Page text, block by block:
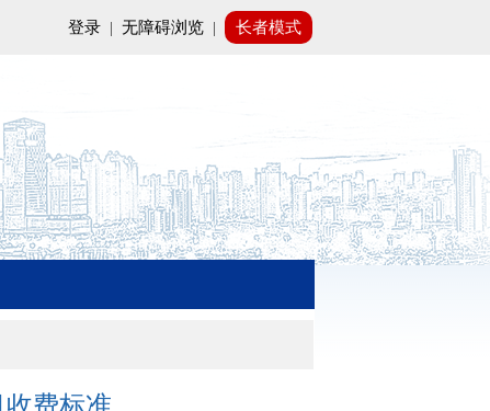
登录 | 无障碍浏览 | 长者模式